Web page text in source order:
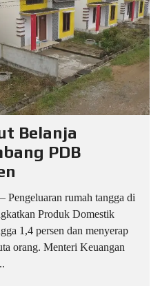
Belanja
PDB
rumah tangga di
Produk Domestik
1,4 persen dan menyerap
orang. Menteri Keuangan